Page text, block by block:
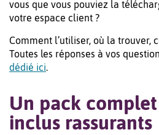
vous que vous pouviez la
votre espace client ?
Comment l’utiliser, où la trouver,
Toutes les réponses à vos
dédié ici.
Un pack
inclus rassurants